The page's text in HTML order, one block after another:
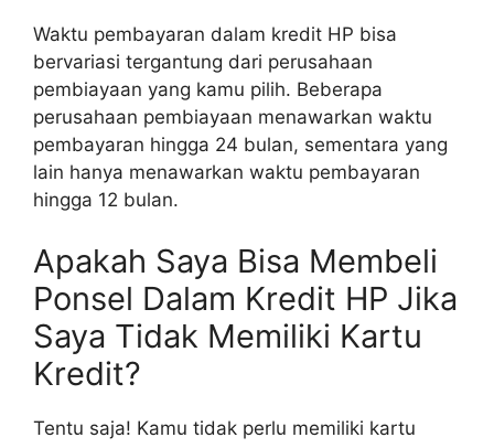
Waktu pembayaran dalam kredit HP bisa
bervariasi tergantung dari perusahaan
pembiayaan yang kamu pilih. Beberapa
perusahaan pembiayaan menawarkan waktu
pembayaran hingga 24 bulan, sementara yang
lain hanya menawarkan waktu pembayaran
hingga 12 bulan.
Apakah Saya Bisa Membeli
Ponsel Dalam Kredit HP Jika
Saya Tidak Memiliki Kartu
Kredit?
Tentu saja! Kamu tidak perlu memiliki kartu